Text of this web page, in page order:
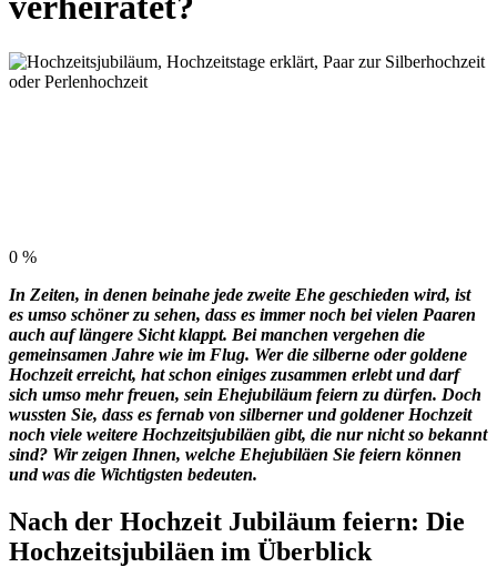
0 %
In Zeiten, in denen beinahe jede zweite Ehe geschieden wird, ist
es umso schöner zu sehen, dass es immer noch bei vielen Paaren
auch auf längere Sicht klappt. Bei manchen vergehen die
gemeinsamen Jahre wie im Flug. Wer die silberne oder goldene
Hochzeit erreicht, hat schon einiges zusammen erlebt und darf
sich umso mehr freuen, sein Ehejubiläum feiern zu dürfen. Doch
wussten Sie, dass es fernab von silberner und goldener Hochzeit
noch viele weitere Hochzeitsjubiläen gibt, die nur nicht so bekannt
sind? Wir zeigen Ihnen, welche Ehejubiläen Sie feiern können
und was die Wichtigsten bedeuten.
Nach der Hochzeit Jubiläum feiern: Die
Hochzeitsjubiläen im Überblick